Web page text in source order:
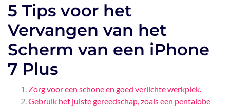
5 Tips voor het
Vervangen van het
Scherm van een iPhone
7 Plus
Zorg voor een schone en goed verlichte werkplek.
Gebruik het juiste gereedschap, zoals een pentalobe